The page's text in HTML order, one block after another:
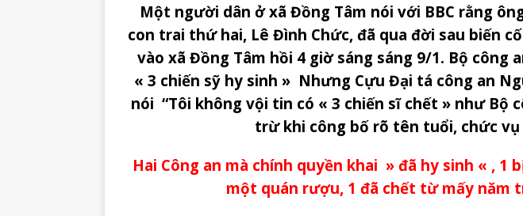
Một người dân ở xã Đồng Tâm nói với BBC rằng
con trai thứ hai, Lê Đình Chức, đã qua đời sau biến
vào xã Đồng Tâm hồi 4 giờ sáng sáng 9/1. Bộ công
« 3 chiến sỹ hy sinh » Nhưng Cựu Đại tá công an
nói “Tôi không vội tin có « 3 chiến sĩ chết » như Bộ
trừ khi công bố rõ tên tuổi, chức vụ
Hai Công an mà chính quyền khai » đã hy sinh « , 1
một quán rượu, 1 đã chết từ mấy năm